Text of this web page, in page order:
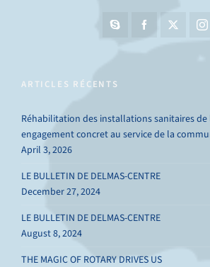
ARTICLES RÉCENTS
Réhabilitation des installations sanitaires de
engagement concret au service de la
April 3, 2026
LE BULLETIN DE DELMAS-CENTRE
December 27, 2024
LE BULLETIN DE DELMAS-CENTRE
August 8, 2024
THE MAGIC OF ROTARY DRIVES US